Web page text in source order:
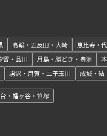
高輪・五反田・大崎
恵比寿・
留・品川 月島・勝どき・豊洲
駒沢・用賀・二子玉川 成城・砧
・幡ヶ谷・笹塚